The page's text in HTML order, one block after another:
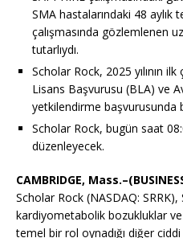
SMA hastalarındaki 48 aylık
çalışmasında gözlemlenen
tutarlıydı.
Scholar Rock, 2025 yılının
Lisans Başvurusu (BLA) ve
yetkilendirme başvurusunda
Scholar Rock, bugün saat
düzenleyecek.
CAMBRIDGE,
Scholar Rock (NASDAQ:
kardiyometabolik bozukluklar
temel bir rol oynadığı diğer